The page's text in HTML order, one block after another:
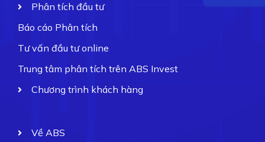
Phân tích đầu tư
Báo cáo Phân tích
Tư vấn đầu tư online
Trung tâm phân tích trên ABS Invest
Chương trình khách hàng
Về ABS